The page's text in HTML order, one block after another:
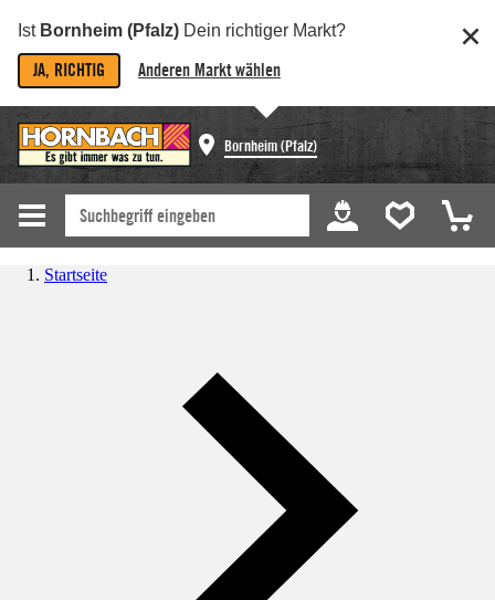
Ist Bornheim (Pfalz) Dein richtiger Markt?
JA, RICHTIG Anderen Markt wählen
Bornheim (Pfalz)
Startseite